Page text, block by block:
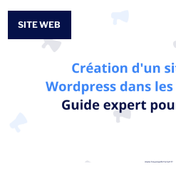
SITE WEB